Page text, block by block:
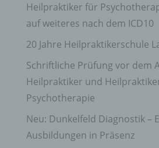
Heilpraktiker für
auf weiteres nach dem ICD10
20 Jahre Heilpraktikerschule
Schriftliche Prüfung vor dem
Heilpraktiker und
Psychotherapie
Neu: Dunkelfeld Diagnostik –
Ausbildungen in Präsenz